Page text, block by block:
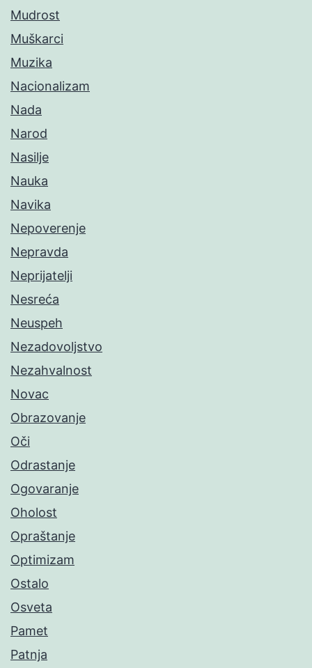
Mudrost
Muškarci
Muzika
Nacionalizam
Nada
Narod
Nasilje
Nauka
Navika
Nepoverenje
Nepravda
Neprijatelji
Nesreća
Neuspeh
Nezadovoljstvo
Nezahvalnost
Novac
Obrazovanje
Oči
Odrastanje
Ogovaranje
Oholost
Opraštanje
Optimizam
Ostalo
Osveta
Pamet
Patnja